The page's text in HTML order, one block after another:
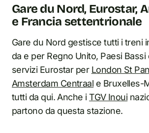
Gare du Nord, Eurostar,
e Francia settentrionale
Gare du Nord gestisce tutti i treni
da e per Regno Unito, Paesi Bassi
servizi Eurostar per London St
Amsterdam Centraal e Bruxelles-
tutti da qui. Anche iTGV Inoui
partono da questa stazione.